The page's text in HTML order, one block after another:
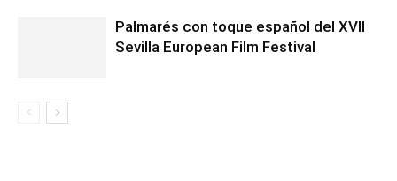
Palmarés con toque español del XVII
Sevilla European Film Festival